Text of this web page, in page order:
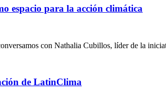
espacio para la acción climática
con Nathalia Cubillos, líder de la
de LatinClima